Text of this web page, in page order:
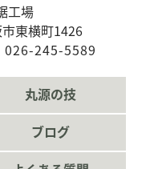
工場
東横町1426
026-245-5589
丸源の技
ブログ